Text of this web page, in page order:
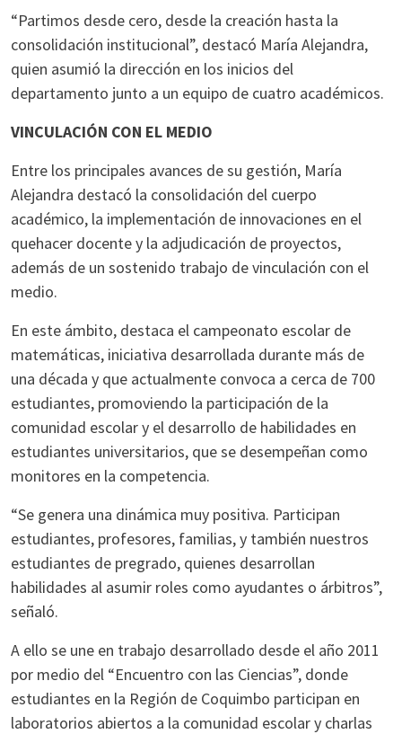
“Partimos desde cero, desde la creación hasta la
consolidación institucional”, destacó María Alejandra,
quien asumió la dirección en los inicios del
departamento junto a un equipo de cuatro académicos.
VINCULACIÓN CON EL MEDIO
Entre los principales avances de su gestión, María
Alejandra destacó la consolidación del cuerpo
académico, la implementación de innovaciones en el
quehacer docente y la adjudicación de proyectos,
además de un sostenido trabajo de vinculación con el
medio.
En este ámbito, destaca el campeonato escolar de
matemáticas, iniciativa desarrollada durante más de
una década y que actualmente convoca a cerca de 700
estudiantes, promoviendo la participación de la
comunidad escolar y el desarrollo de habilidades en
estudiantes universitarios, que se desempeñan como
monitores en la competencia.
“Se genera una dinámica muy positiva. Participan
estudiantes, profesores, familias, y también nuestros
estudiantes de pregrado, quienes desarrollan
habilidades al asumir roles como ayudantes o árbitros”,
señaló.
A ello se une en trabajo desarrollado desde el año 2011
por medio del “Encuentro con las Ciencias”, donde
estudiantes en la Región de Coquimbo participan en
laboratorios abiertos a la comunidad escolar y charlas